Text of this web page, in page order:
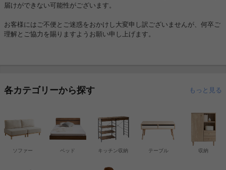
届けができない可能性がございます。
お客様にはご不便とご迷惑をおかけし大変申し訳ございませんが、何卒ご
理解とご協力を賜りますようお願い申し上げます。
各カテゴリーから探す もっと見る
ソファー ベッド 収納
キッチン収納 テーブル